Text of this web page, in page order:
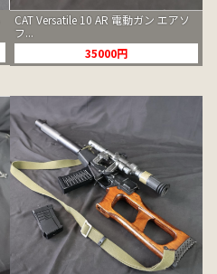
CAT Versatile 10 AR 電動ガン エアソ
フ...
35000円